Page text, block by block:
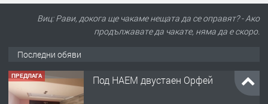
Виц: Рави, докога ще чакаме нещата да се оправят? - Ако
продължавате да чакате, няма да е скоро.
Последни обяви
ПРЕДЛАГА Под НАЕМ двустаен Орфей